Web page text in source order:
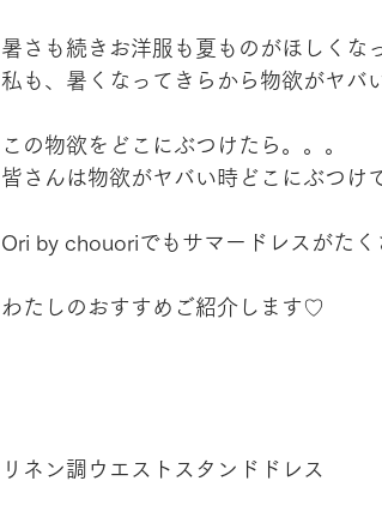
暑さも続きお洋服も夏ものがほしくな
私も、暑くなってきらから物欲がヤバ
この物欲をどこにぶつけたら。。。
皆さんは物欲がヤバい時どこにぶつけ
Ori by chouoriでもサマードレスがた
わたしのおすすめご紹介します♡
リネン調ウエストスタンドドレス